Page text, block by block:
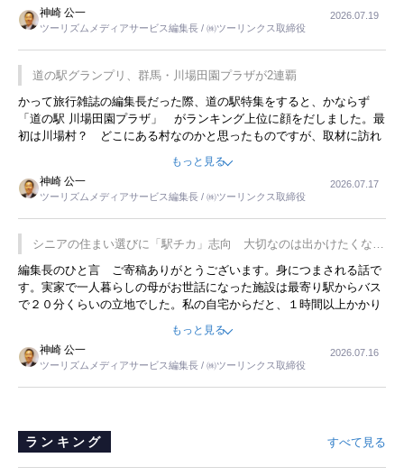
神崎 公一
ツーリズムメディアサービス編集長 / ㈱ツーリンクス取締役
2026.07.19
道の駅グランプリ、群馬・川場田園プラザが2連覇
かって旅行雑誌の編集長だった際、道の駅特集をすると、かならず
「道の駅 川場田園プラザ」 がランキング上位に顔をだしました。最
初は川場村？ どこにある村なのかと思ったものですが、取材に訪れ
永井 彰一社長にインタビューしたら、興味深い話が次々が飛び出しま
した。プレゼンも巧みで、今でも思い出すことが２つあります。一つ
は、従業員に東京ディズニーランドを見学させ、サービス業、接客業
の何かを理解してもらっていることです。 もう一つは1800円もする
プレミアムヨーグルトを販売するにあたり、社内に懸念もあったそう
です。永井社長は、駐車場に都内ナンバーの高級外車が停まっている
ことに目をつけ、高級商品でも売れると確信したそうです。今回の記
事を懐かしく読みました。
もっと見る
神崎 公一
ツーリズムメディアサービス編集長 / ㈱ツーリンクス取締役
2026.07.17
シニアの住まい選びに「駅チカ」志向 大切なのは出かけたくなる
暮らし
編集長のひと言 ご寄稿ありがとうございます。身につまされる話で
す。実家で一人暮らしの母がお世話になった施設は最寄り駅からバス
で２０分くらいの立地でした。私の自宅からだと、１時間以上かかり
ました。母の住まいから近いという理由で、その施設を選択したので
すが、私と妹にとっては、半日仕事ででした。シニアの住まい選び
は、当人だけではなく、世話をする家族の足の便も考えない外池ない
と思いました。
もっと見る
神崎 公一
ツーリズムメディアサービス編集長 / ㈱ツーリンクス取締役
2026.07.16
ランキング すべて見る